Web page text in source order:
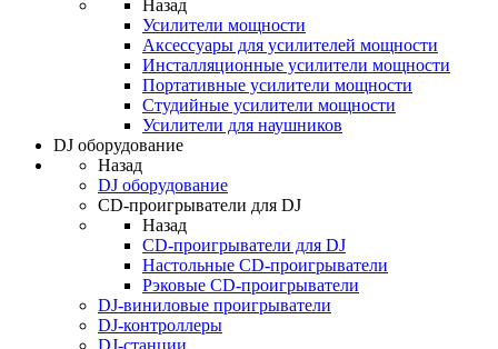
Назад
Усилители мощности
Аксессуары для усилителей мощности
Инсталляционные усилители мощности
Портативные усилители мощности
Студийные усилители мощности
Усилители для наушников
DJ оборудование
Назад
DJ оборудование
CD-проигрыватели для DJ
Назад
CD-проигрыватели для DJ
Настольные CD-проигрыватели
Рэковые CD-проигрыватели
DJ-виниловые проигрыватели
DJ-контроллеры
DJ-станции